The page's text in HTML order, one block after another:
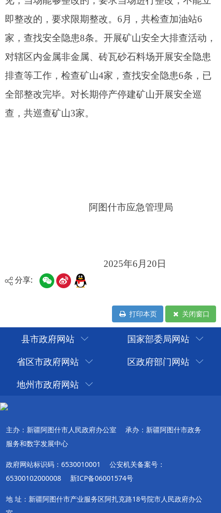
阿图什市应急管理局
2025年6月20日
分享:
打印本页 关闭窗口
县市政府网站
国家部委局网站
省区市政府网站
区政府部门网站
地州市政府网站
主办：新疆阿图什市人民政府办公室
承办：新疆阿图什市政务
服务和数字发展中心
政府网站标识码：6530010001
公安机关备案号：
65300102000008
新ICP备06001574号
地 址：新疆阿图什市产业服务区阿扎克路18号院市人民政府办公